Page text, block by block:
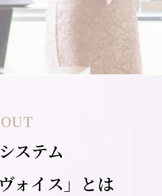
ステム
ォイス」とは